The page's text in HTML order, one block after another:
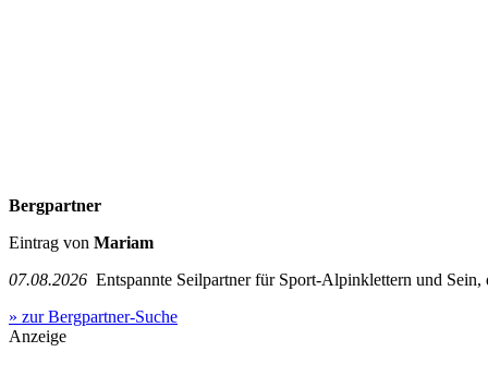
Bergpartner
Eintrag von Mariam
07.08.2026 Entspannte Seilpartner für Sport-Alpinklettern und
» zur Bergpartner-Suche
Anzeige